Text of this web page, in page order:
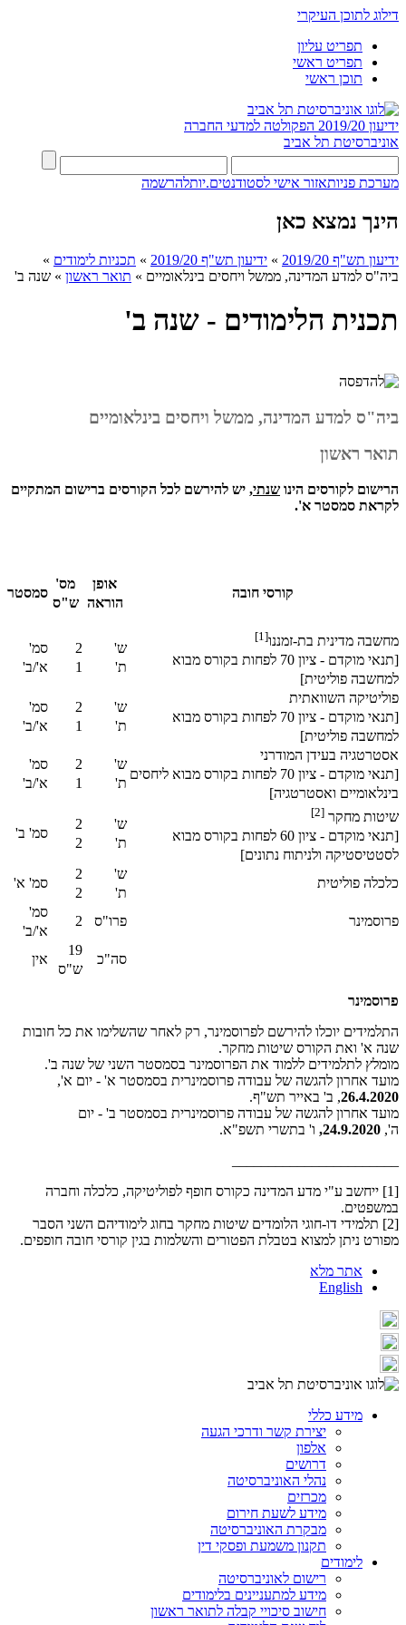
דילוג לתוכן העיקרי
תפריט עליון
תפריט ראשי
תוכן ראשי
ידיעון 2019/20
הפקולטה למדעי החברה
אוניברסיטת תל אביב
מערכת פניותאזור אישי לסטודנטים.יותלהרשמה
הינך נמצא כאן
ידיעון תש"ף 2019/20 » ידיעון תש"ף 2019/20 » תכניות לימודים »
ביה"ס למדע המדינה, ממשל ויחסים בינלאומיים » תואר ראשון » שנה ב'
תכנית הלימודים - שנה ב'
ביה"ס למדע המדינה, ממשל ויחסים בינלאומיים
תואר ראשון
הרישום לקורסים הינו שנתי, יש להירשם לכל הקורסים ברישום המתקיים
לקראת סמסטר א'.
קורסי חובה
אופן
הוראה
מס'
ש"ס
סמסטר
מחשבה מדינית בת-זמננו[1]
[תנאי מוקדם - ציון 70 לפחות בקורס מבוא
למחשבה פוליטית]
ש'
ת'
2
1
סמ'
א'/ב'
פוליטיקה השוואתית
[תנאי מוקדם - ציון 70 לפחות בקורס מבוא
למחשבה פוליטית]
ש'
ת'
2
1
סמ'
א'/ב'
אסטרטגיה בעידן המודרני
[תנאי מוקדם - ציון 70 לפחות בקורס מבוא ליחסים
בינלאומיים ואסטרטגיה]
ש'
ת'
2
1
סמ'
א'/ב'
שיטות מחקר [2]
[תנאי מוקדם - ציון 60 לפחות בקורס מבוא
לסטטיסטיקה ולניתוח נתונים]
ש'
ת'
2
2
סמ' ב'
כלכלה פוליטית
ש'
ת'
2
2
סמ' א'
פרוסמינר פרו"ס 2
סמ'
א'/ב'
סה"כ
19
ש"ס
אין
פרוסמינר
התלמידים יוכלו להירשם לפרוסמינר, רק לאחר שהשלימו את כל חובות
שנה א' ואת הקורס שיטות מחקר.
מומלץ לתלמידים ללמוד את הפרוסמינר בסמסטר השני של שנה ב'.
מועד אחרון להגשה של עבודה פרוסמינרית בסמסטר א' - יום א',
26.4.2020, ב' באייר תש"ף.
מועד אחרון להגשה של עבודה פרוסמינרית בסמסטר ב' - יום
ה',
ו' בתשרי תשפ"א.
[1] ייחשב ע"י מדע המדינה כקורס חופף לפוליטיקה, כלכלה וחברה
במשפטים.
​[2] תלמידי דו-חוגי הלומדים שיטות מחקר בחוג לימודיהם השני הסבר
מפורט ניתן למצוא בטבלת הפטורים והשלמות בגין קורסי חובה חופפים.
אתר מלא
English
מידע כללי
יצירת קשר ודרכי הגעה
אלפון
דרושים
נהלי האוניברסיטה
מכרזים
מידע לשעת חירום
מבקרת האוניברסיטה
תקנון משמעת ופסקי דין
לימודים
רישום לאוניברסיטה
מידע למתעניינים בלימודים
חישוב סיכויי קבלה לתואר ראשון